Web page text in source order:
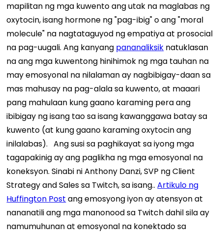
mapilitan ng mga kuwento ang utak na maglabas ng
oxytocin, isang hormone ng "pag-ibig" o ang "moral
molecule" na nagtataguyod ng empatiya at prosocial
na pag-uugali. Ang kanyang pananaliksik natuklasan
na ang mga kuwentong hinihimok ng mga tauhan na
may emosyonal na nilalaman ay nagbibigay-daan sa
mas mahusay na pag-alala sa kuwento, at maaari
pang mahulaan kung gaano karaming pera ang
ibibigay ng isang tao sa isang kawanggawa batay sa
kuwento (at kung gaano karaming oxytocin ang
inilalabas). Ang susi sa paghikayat sa iyong mga
tagapakinig ay ang paglikha ng mga emosyonal na
koneksyon. Sinabi ni Anthony Danzi, SVP ng Client
Strategy and Sales sa Twitch, sa isang..Artikulo ng
Huffington Post ang emosyong iyon ay atensyon at
nananatili ang mga manonood sa Twitch dahil sila ay
namumuhunan at emosyonal na konektado sa